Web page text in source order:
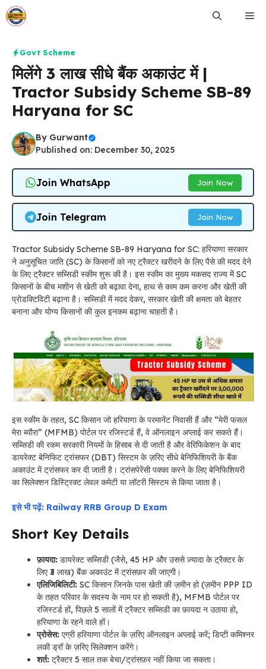
Skip
to
Govt Scheme
मिलेंगे ₹3 लाख सीधे बैंक अकाउंट में |
Tractor Subsidy Scheme SB-89
Haryana for SC
By Gurwant
Published on: December 30, 2025
Join WhatsApp Join Now
Join Telegram Join Now
Tractor Subsidy Scheme SB-89 Haryana for SC: हरियाणा सरकार
ने अनुसूचित जाति (SC) के किसानों को नए ट्रैक्टर खरीदने के लिए पैसे की मदद देने
के लिए ट्रैक्टर सब्सिडी स्कीम शुरू की है। इस स्कीम का मुख्य मकसद राज्य में SC
किसानों के बीच मशीन से खेती को बढ़ावा देना, हाथ से काम कम करना और खेती की
प्रोडक्टिविटी बढ़ाना है। सब्सिडी में मदद देकर, सरकार खेती की क्षमता को बेहतर
बनाना और योग्य किसानों की कुल इनकम बढ़ाना चाहती है।
इस स्कीम के तहत, SC किसान जो हरियाणा के परमानेंट निवासी हैं और “मेरी फसल
मेरा ब्यौरा” (MFMB) पोर्टल पर रजिस्टर्ड हैं, वे ऑनलाइन अप्लाई कर सकते हैं।
सब्सिडी की रकम सरकारी नियमों के हिसाब से दी जाती है और वेरिफिकेशन के बाद
डायरेक्ट बेनिफिट ट्रांसफर (DBT) सिस्टम के ज़रिए सीधे बेनिफिशियरी के बैंक
अकाउंट में ट्रांसफर कर दी जाती है। ट्रांसपेरेंसी पक्का करने के लिए बेनिफिशियरी
का सिलेक्शन डिस्ट्रिक्ट लेवल कमेटी या लॉटरी सिस्टम से किया जाता है।
इसे भी पढ़ें: Railway RRB Group D Exam
Short Key Details
फ़ायदा: डायरेक्ट सब्सिडी (जैसे, 45 HP और उससे ज़्यादा के ट्रैक्टर के
लिए ₹3 लाख) बैंक अकाउंट में ट्रांसफ़र की जाएगी।
एलिजिबिलिटी: SC किसान जिनके पास खेती की ज़मीन हो (ज़मीन PPP ID
के तहत परिवार के सदस्य के नाम पर हो सकती है), MFMB पोर्टल पर
रजिस्टर्ड हों, पिछले 5 सालों में ट्रैक्टर सब्सिडी का फ़ायदा न उठाया हो,
हरियाणा के रहने वाले हों।
प्रोसेस: एग्री हरियाणा पोर्टल के ज़रिए ऑनलाइन अप्लाई करें; डिप्टी कमिश्नर
लकी ड्रॉ के ज़रिए सिलेक्शन करेंगे।
शर्त: ट्रैक्टर 5 साल तक बेचा/ट्रांसफ़र नहीं किया जा सकता।